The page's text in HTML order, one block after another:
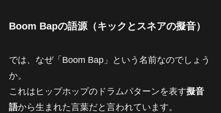
Boom Bapの語源（キックとスネアの擬音）
では、なぜ「Boom Bap」という名前なのでしょう
か。
これはヒップホップのドラムパターンを表す擬音
語から生まれた言葉だと言われています。